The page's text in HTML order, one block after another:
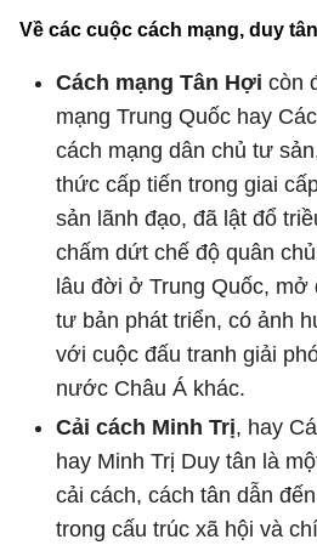
Về các cuộc cách mạng, duy
Cách mạng Tân Hợi còn
mạng Trung Quốc hay
cách mạng dân chủ tư
thức cấp tiến trong giai
sản lãnh đạo, đã lật đổ
chấm dứt chế độ quân
lâu đời ở Trung Quốc,
tư bản phát triển, có ảnh
với cuộc đấu tranh giải
nước Châu Á khác.
Cải cách Minh Trị, hay
hay Minh Trị Duy tân là
cải cách, cách tân dẫn
trong cấu trúc xã hội và